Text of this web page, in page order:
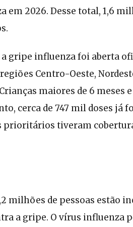
em 2026. Desse total, 1,6
gripe influenza foi aberta
Centro-Oeste,
maiores de 6 meses
cerca de 747 mil doses já
prioritários tiveram
milhões de pessoas estão
a gripe. O vírus influenza